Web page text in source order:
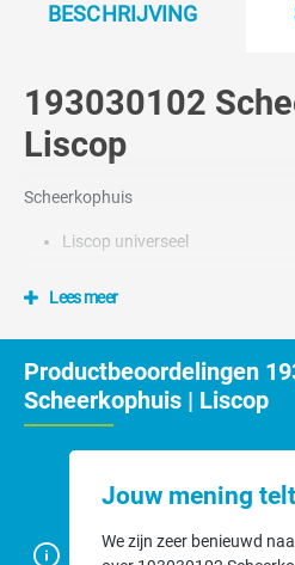
BESCHRIJVING
193030102
Liscop
Scheerkophuis
Liscop universeel
Lees meer
Productbeoordelingen
Scheerkophuis | Liscop
Jouw mening telt
We zijn zeer benieuwd